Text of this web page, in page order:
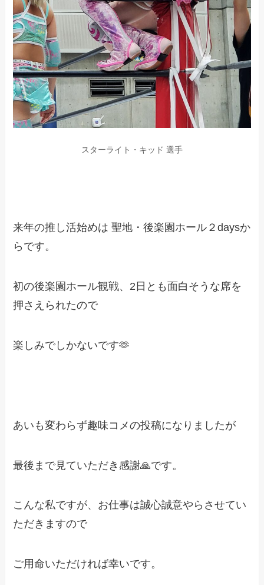
スターライト・キッド 選手
来年の推し活始めは 聖地・後楽園ホール２daysか
らです。
初の後楽園ホール観戦、2日とも面白そうな席を
押さえられたので
楽しみでしかないです🫶
あいも変わらず趣味コメの投稿になりましたが
最後まで見ていただき感謝🙏です。
こんな私ですが、お仕事は誠心誠意やらさせてい
ただきますので
ご用命いただければ幸いです。